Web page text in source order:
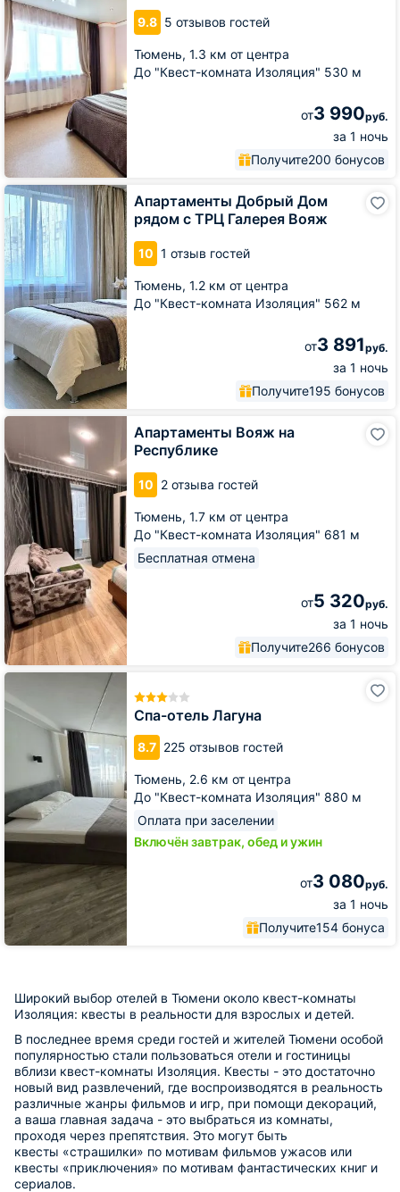
9.8 5 отзывов гостей
Тюмень, 1.3 км от центра
До "Квест-комната Изоляция" 530 м
от3 990руб.
за 1 ночь
Получите200 бонусов
в
центре
Апартаменты Добрый Дом
рядом с ТРЦ Галерея Вояж
10 1 отзыв гостей
Тюмень, 1.2 км от центра
До "Квест-комната Изоляция" 562 м
от3 891руб.
за 1 ночь
Получите195 бонусов
Апартаменты
Добрый
Дом
рядом
с
ТРЦ
Галерея
Вояж
Апартаменты Вояж на
Республике
10 2 отзыва гостей
Тюмень, 1.7 км от центра
До "Квест-комната Изоляция" 681 м
Бесплатная отмена
от5 320руб.
за 1 ночь
Получите266 бонусов
Апартаменты
на
Республике
Спа-отель Лагуна
8.7 225 отзывов гостей
Тюмень, 2.6 км от центра
До "Квест-комната Изоляция" 880 м
Оплата при заселении
Включён завтрак, обед и ужин
от3 080руб.
за 1 ночь
Получите154 бонуса
Спа-
отель
Лагуна
Широкий выбор отелей в Тюмени около квест-комнаты
Изоляция: квесты в реальности для взрослых и детей.
В последнее время среди гостей и жителей Тюмени особой
популярностью стали пользоваться отели и гостиницы
вблизи квест-комнаты Изоляция. Квесты - это достаточно
новый вид развлечений, где воспроизводятся в реальность
различные жанры фильмов и игр, при помощи декораций,
а ваша главная задача - это выбраться из комнаты,
проходя через препятствия. Это могут быть
квесты «страшилки» по мотивам фильмов ужасов или
квесты «приключения» по мотивам фантастических книг и
сериалов.